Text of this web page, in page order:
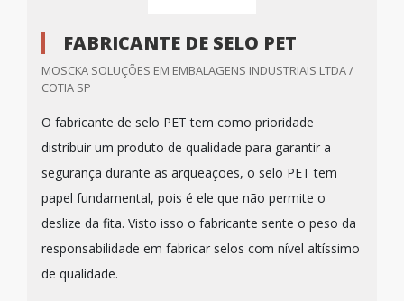
FABRICANTE DE SELO PET
MOSCKA SOLUÇÕES EM EMBALAGENS INDUSTRIAIS LTDA /
COTIA SP
O fabricante de selo PET tem como prioridade
distribuir um produto de qualidade para garantir a
segurança durante as arqueações, o selo PET tem
papel fundamental, pois é ele que não permite o
deslize da fita. Visto isso o fabricante sente o peso da
responsabilidade em fabricar selos com nível altíssimo
de qualidade.